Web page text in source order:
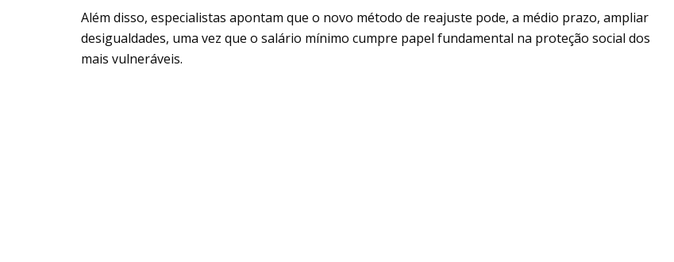
Além disso, especialistas apontam que o novo método de reajuste pode, a médio prazo, ampliar
desigualdades, uma vez que o salário mínimo cumpre papel fundamental na proteção social dos
mais vulneráveis.